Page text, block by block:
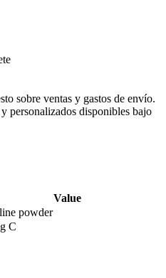
sobre ventas y gastos de envío.
personalizados disponibles bajo
Value
powder
C